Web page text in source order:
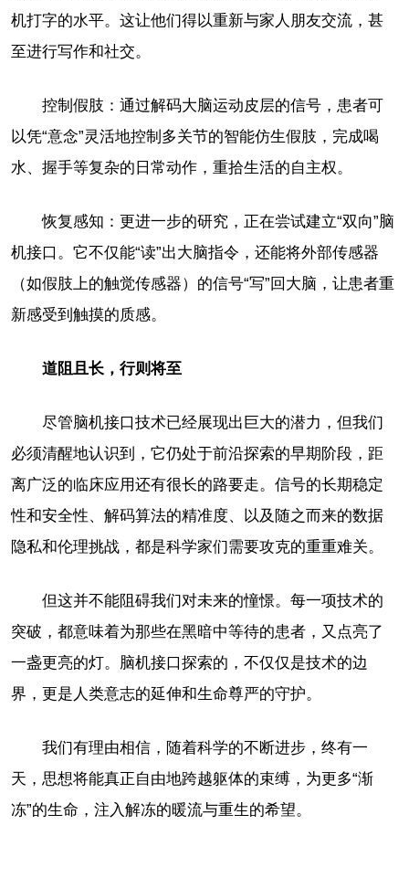
机打字的水平。这让他们得以重新与家人朋友交流，甚
至进行写作和社交。
控制假肢：通过解码大脑运动皮层的信号，患者可
以凭“意念”灵活地控制多关节的智能仿生假肢，完成喝
水、握手等复杂的日常动作，重拾生活的自主权。
恢复感知：更进一步的研究，正在尝试建立“双向”脑
机接口。它不仅能“读”出大脑指令，还能将外部传感器
（如假肢上的触觉传感器）的信号“写”回大脑，让患者重
新感受到触摸的质感。
道阻且长，行则将至
尽管脑机接口技术已经展现出巨大的潜力，但我们
必须清醒地认识到，它仍处于前沿探索的早期阶段，距
离广泛的临床应用还有很长的路要走。信号的长期稳定
性和安全性、解码算法的精准度、以及随之而来的数据
隐私和伦理挑战，都是科学家们需要攻克的重重难关。
但这并不能阻碍我们对未来的憧憬。每一项技术的
突破，都意味着为那些在黑暗中等待的患者，又点亮了
一盏更亮的灯。脑机接口探索的，不仅仅是技术的边
界，更是人类意志的延伸和生命尊严的守护。
我们有理由相信，随着科学的不断进步，终有一
天，思想将能真正自由地跨越躯体的束缚，为更多“渐
冻”的生命，注入解冻的暖流与重生的希望。